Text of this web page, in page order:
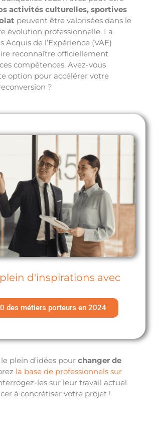
activités culturelles, sportives
peuvent être valorisées dans le
évolution professionnelle. La
Acquis de l’Expérience (VAE)
reconnaître officiellement
compétences. Avez-vous
option pour accélérer votre
?
d'inspirations avec
des métiers porteurs en 2024
plein d’idées pourchanger de
la base de professionnels sur
les sur leur travail actuel
à concrétiser votre projet !